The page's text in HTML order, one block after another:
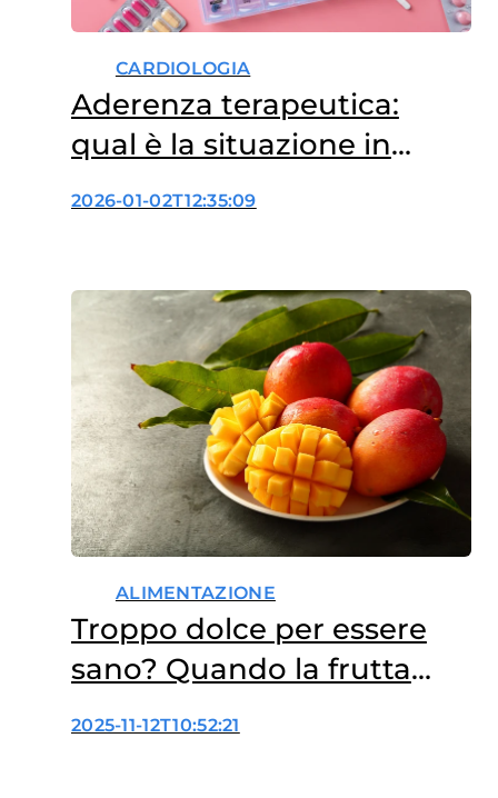
CARDIOLOGIA
Aderenza terapeutica:
qual è la situazione in
Italia?
2026-01-02T12:35:09
ALIMENTAZIONE
Troppo dolce per essere
sano? Quando la frutta
smentisce i pregiudizi
2025-11-12T10:52:21